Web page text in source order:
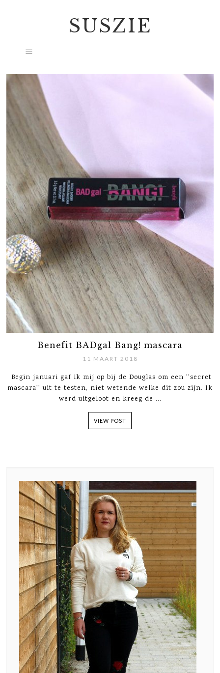
SUSZIE
Benefit BADgal Bang! mascara
11 MAART 2018
Begin januari gaf ik mij op bij de Douglas om een ''secret
mascara'' uit te testen, niet wetende welke dit zou zijn. Ik
werd uitgeloot en kreeg de ...
VIEW POST